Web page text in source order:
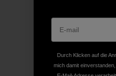
Durch Klicken auf die
mich damit